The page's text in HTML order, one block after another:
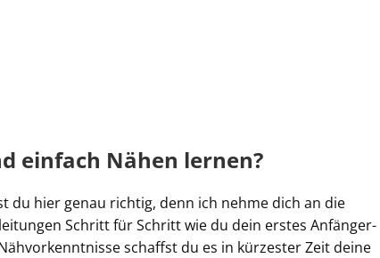
einfach Nähen lernen?
du hier genau richtig, denn ich nehme dich an die
Schritt für Schritt wie du dein erstes Anfänger-
schaffst du es in kürzester Zeit deine